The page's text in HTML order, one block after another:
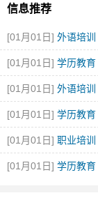
信息推荐
[01月01日] 外语培训
[01月01日] 学历教育
执业医师
[01月01日] 外语培训
[01月01日] 学历教育
格证
[01月01日] 职业培训
[01月01日] 学历教育